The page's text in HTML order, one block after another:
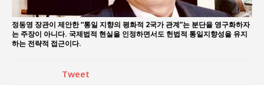
정동영 장관이 제안한 “통일 지향의 평화적 2국가 관계”는 분단을 영구화하자
는 주장이 아니다. 국제법적 현실을 인정하면서도 헌법적 통일지향성을 유지
하는 전략적 접근이다.
Tweet